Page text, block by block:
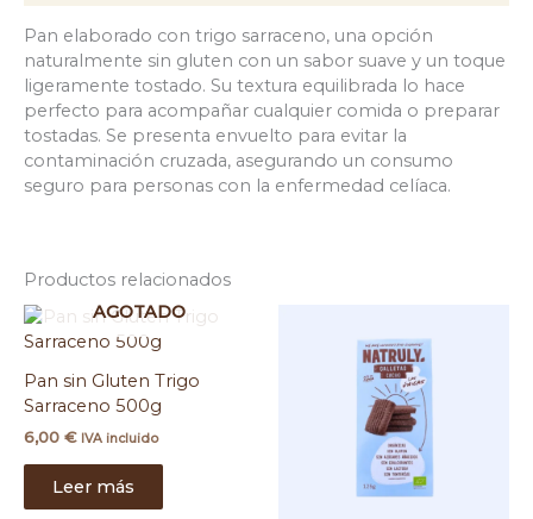
Pan elaborado con trigo sarraceno, una opción
naturalmente sin gluten con un sabor suave y un toque
ligeramente tostado. Su textura equilibrada lo hace
perfecto para acompañar cualquier comida o preparar
tostadas. Se presenta envuelto para evitar la
contaminación cruzada, asegurando un consumo
seguro para personas con la enfermedad celíaca.
Productos relacionados
AGOTADO
Pan sin Gluten Trigo
Sarraceno 500g
6,00 € IVA incluido
Leer más